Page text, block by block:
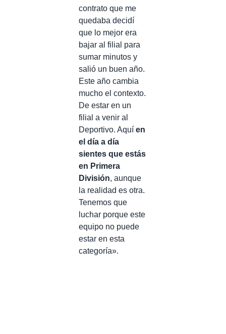
contrato que me
quedaba decidí
que lo mejor era
bajar al filial para
sumar minutos y
salió un buen año.
Este año cambia
mucho el contexto.
De estar en un
filial a venir al
Deportivo. Aquí en
el día a día
sientes que estás
en Primera
División, aunque
la realidad es otra.
Tenemos que
luchar porque este
equipo no puede
estar en esta
categoría».